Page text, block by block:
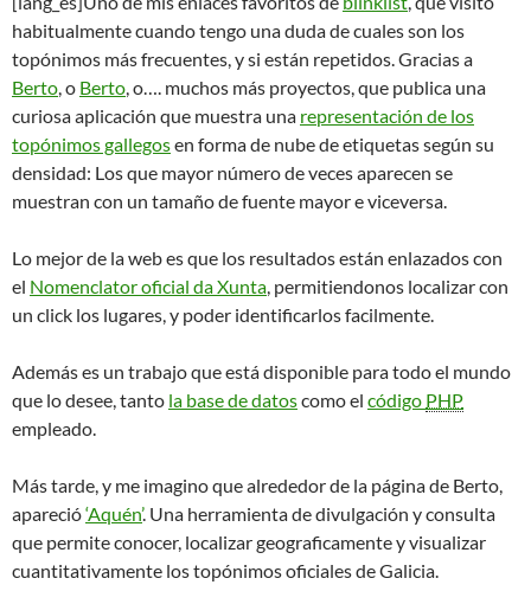
habitualmente cuando tengo una duda de cuales son los
topónimos más frecuentes, y si están repetidos. Gracias a
Berto, o Berto, o…. muchos más proyectos, que publica una
curiosa aplicación que muestra una representación de los
topónimos gallegosen forma de nube de etiquetas según su
densidad: Los que mayor número de veces aparecen se
muestran con un tamaño de fuente mayor e viceversa.
Lo mejor de la web es que los resultados están enlazados con
el Nomenclator oficial da Xunta, permitiendonos localizar con
un click los lugares, y poder identificarlos facilmente.
Además es un trabajo que está disponible para todo el mundo
que lo desee, tanto la base de datoscomo el código PHP
empleado.
Más tarde, y me imagino que alrededor de la página de Berto,
apareció‘Aquén’. Una herramienta de divulgación y consulta
que permite conocer, localizar geograficamente y visualizar
cuantitativamente los topónimos oficiales de Galicia.